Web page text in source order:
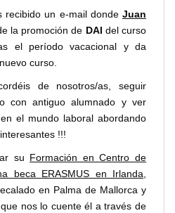
recibido un e-mail donde Juan
la promoción de DAI del curso
el período vacacional y da
curso.
de nosotros/as, seguir
con antiguo alumnado y ver
el mundo laboral abordando
!!!
su Formación en Centro de
beca ERASMUS en Irlanda,
en Palma de Mallorca y
nos lo cuente él a través de